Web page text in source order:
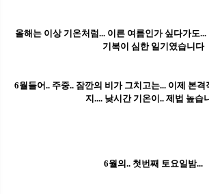
올해는 이상 기온처럼... 이른 여름인가 싶다가도
기복이 심한 일기였습니다
6월들어.. 주중.. 잠깐의 비가 그치고는... 이제 본
지.... 낮시간 기온이.. 제법 높습
6월의.. 첫번째 토요일밤...